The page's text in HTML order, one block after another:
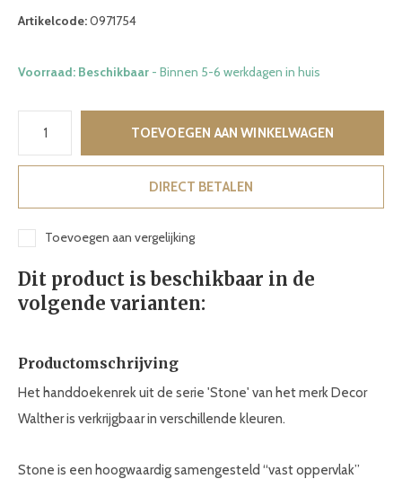
Artikelcode:0971754
Voorraad: Beschikbaar - Binnen 5-6 werkdagen in huis
TOEVOEGEN AAN WINKELWAGEN
DIRECT BETALEN
Toevoegen aan vergelijking
Dit product is beschikbaar in de
volgende varianten:
Productomschrijving
Het handdoekenrek uit de serie 'Stone' van het merk Decor
Walther is verkrijgbaar in verschillende kleuren.
Stone is een hoogwaardig samengesteld “vast oppervlak”